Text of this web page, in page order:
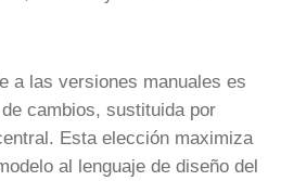
a las versiones manuales es
cambios, sustituida por
Esta elección maximiza
al lenguaje de diseño del